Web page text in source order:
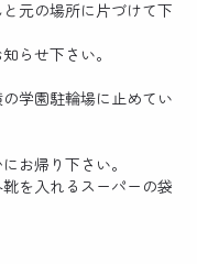
元の場所に片づけて下
らせ下さい。
学園駐輪場に止めてい
お帰り下さい。
を入れるスーパーの袋